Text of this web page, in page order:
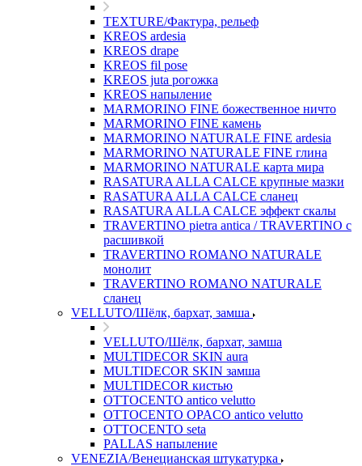
TEXTURE/Фактура, рельеф
KREOS ardesia
KREOS drape
KREOS fil pose
KREOS juta рогожка
KREOS напыление
MARMORINO FINE божественное ничто
MARMORINO FINE камень
MARMORINO NATURALE FINE ardesia
MARMORINO NATURALE FINE глина
MARMORINO NATURALE карта мира
RASATURA ALLA CALCE крупные мазки
RASATURA ALLA CALCE сланец
RASATURA ALLA CALCE эффект скалы
TRAVERTINO pietra antica / TRAVERTINO с
расшивкой
TRAVERTINO ROMANO NATURALE
монолит
TRAVERTINO ROMANO NATURALE
сланец
VELLUTO/Шёлк, бархат, замша
VELLUTO/Шёлк, бархат, замша
MULTIDECOR SKIN aura
MULTIDECOR SKIN замша
MULTIDECOR кистью
OTTOCENTO antico velutto
OTTOCENTO OPACO antico velutto
OTTOCENTO seta
PALLAS напыление
VENEZIA/Венецианская штукатурка